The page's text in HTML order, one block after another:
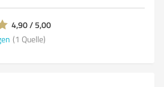
4,90 / 5,00
(1 Quelle)